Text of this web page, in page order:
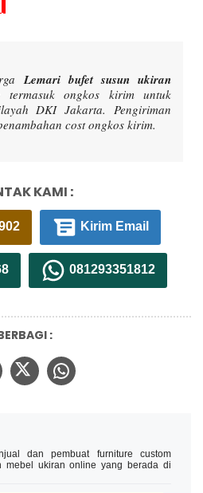
Lemari bufet susun ukiran
termasuk ongkos kirim untuk
DKI Jakarta. Pengiriman
cost ongkos kirim.
KAMI :
Kirim Email
081293351812
:
dan pembuat furniture custom
mebel ukiran online yang berada di